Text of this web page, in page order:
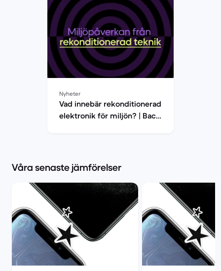
Nyheter
Vad innebär rekonditionerad
elektronik för miljön? | Back
Våra senaste jämförelser